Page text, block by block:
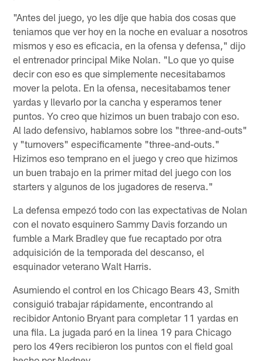
"Antes del juego, yo les díje que habia dos cosas que
teniamos que ver hoy en la noche en evaluar a nosotros
mismos y eso es eficacia, en la ofensa y defensa," dijo
el entrenador principal Mike Nolan. "Lo que yo quise
decir con eso es que simplemente necesitabamos
mover la pelota. En la ofensa, necesitabamos tener
yardas y llevarlo por la cancha y esperamos tener
puntos. Yo creo que hizimos un buen trabajo con eso.
Al lado defensivo, hablamos sobre los "three-and-outs"
y "turnovers" especificamente "three-and-outs."
Hizimos eso temprano en el juego y creo que hizimos
un buen trabajo en la primer mitad del juego con los
starters y algunos de los jugadores de reserva."
La defensa empezó todo con las expectativas de Nolan
con el novato esquinero Sammy Davis forzando un
fumble a Mark Bradley que fue recaptado por otra
adquisición de la temporada del descanso, el
esquinador veterano Walt Harris.
Asumiendo el control en los Chicago Bears 43, Smith
consiguió trabajar rápidamente, encontrando al
recibidor Antonio Bryant para completar 11 yardas en
una fila. La jugada paró en la linea 19 para Chicago
pero los 49ers recibieron los puntos con el field goal